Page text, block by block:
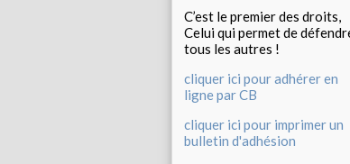
C’est le premier des droits,
Celui qui permet de
tous les autres !
cliquer ici pour adhérer en
ligne par CB
cliquer ici pour imprimer un
bulletin d'adhésion